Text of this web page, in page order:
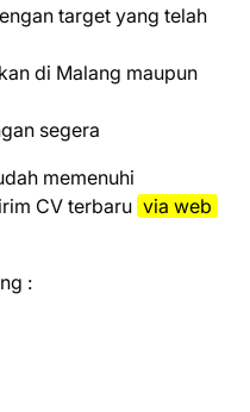
target yang telah
di Malang maupun
segera
mеmеnuhі
CV tеrbаru vіа web
: